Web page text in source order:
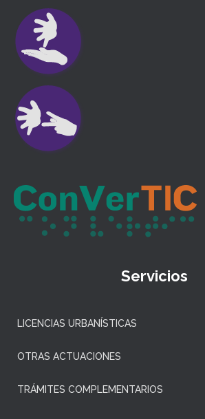
Servicios
LICENCIAS URBANÍSTICAS
OTRAS ACTUACIONES
TRÁMITES COMPLEMENTARIOS